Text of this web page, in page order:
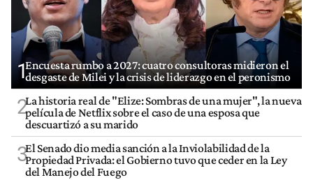
1Encuesta rumbo a 2027: cuatro consultoras midieron el
desgaste de Milei y la crisis de liderazgo en el peronismo
2La historia real de "Elize: Sombras de una mujer", la nueva
película de Netflix sobre el caso de una esposa que
descuartizó a su marido
3El Senado dio media sanción a la Inviolabilidad de la
Propiedad Privada: el Gobierno tuvo que ceder en la Ley
del Manejo del Fuego